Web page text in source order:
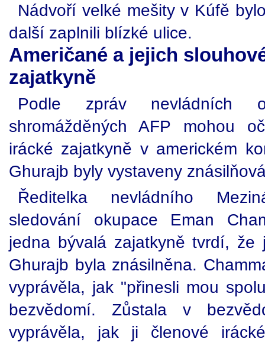
Nádvoří velké mešity v Kúfě
další zaplnili blízké ulice.
Američané a jejich
zajatkyně
Podle zpráv nevládních
shromážděných AFP mohou
irácké zajatkyně v americkém
Ghurajb byly vystaveny
Ředitelka nevládního
sledování okupace Eman
jedna bývalá zajatkyně tvrdí, že
Ghurajb byla znásilněna.
vyprávěla, jak "přinesli mou
bezvědomí. Zůstala v
vyprávěla, jak ji členové